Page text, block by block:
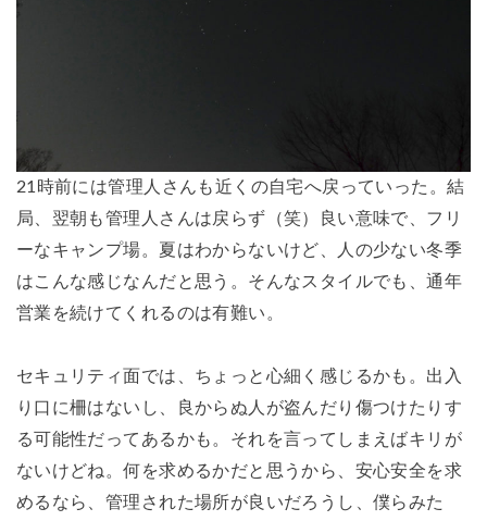
21時前には管理人さんも近くの自宅へ戻っていった。結
局、翌朝も管理人さんは戻らず（笑）良い意味で、フリ
ーなキャンプ場。夏はわからないけど、人の少ない冬季
はこんな感じなんだと思う。そんなスタイルでも、通年
営業を続けてくれるのは有難い。
セキュリティ面では、ちょっと心細く感じるかも。出入
り口に柵はないし、良からぬ人が盗んだり傷つけたりす
る可能性だってあるかも。それを言ってしまえばキリが
ないけどね。何を求めるかだと思うから、安心安全を求
めるなら、管理された場所が良いだろうし、僕らみた